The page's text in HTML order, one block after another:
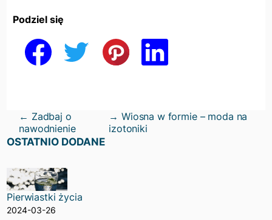
Podziel się
← Zadbaj o
nawodnienie
→ Wiosna w formie – moda na
izotoniki
OSTATNIO DODANE
Pierwiastki życia
2024-03-26